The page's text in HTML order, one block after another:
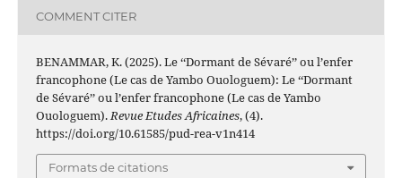
COMMENT CITER
BENAMMAR, K. (2025). Le ‘‘Dormant de Sévaré’’ ou l’enfer
francophone (Le cas de Yambo Ouologuem): Le ‘‘Dormant
de Sévaré’’ ou l’enfer francophone (Le cas de Yambo
Ouologuem).Revue Etudes Africaines, (4).
https://doi.org/10.61585/pud-rea-v1n414
Formats de citations